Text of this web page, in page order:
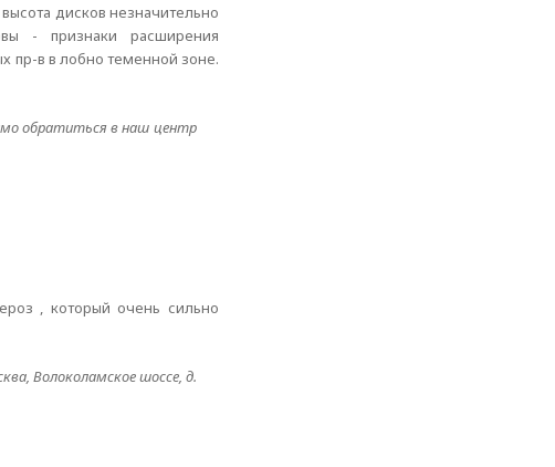
дисков незначительно
- признаки расширения
пр-в в лобно теменной зоне.
обратиться в наш центр
, который очень сильно
Волоколамское шоссе, д.